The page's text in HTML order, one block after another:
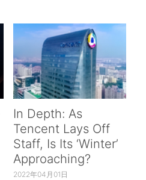
In Depth: As
Tencent Lays Off
Staff, Is Its ‘Winter’
Approaching?
2022年04月01日